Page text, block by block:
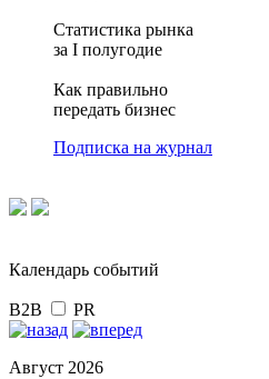
Статистика рынка
за I полугодие
Как правильно
передать бизнес
Подписка на журнал
Календарь событий
B2B PR
Август 2026